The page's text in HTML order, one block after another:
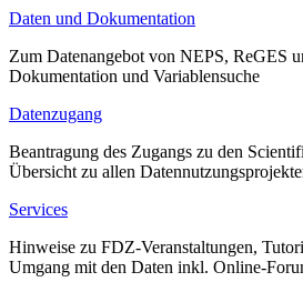
Daten und Dokumentation
Zum Datenangebot von NEPS, ReGES
Dokumentation und Variablensuche
Datenzugang
Beantragung des Zugangs zu den
Übersicht zu allen
Services
Hinweise zu FDZ-Veranstaltungen,
Umgang mit den Daten inkl. Online-